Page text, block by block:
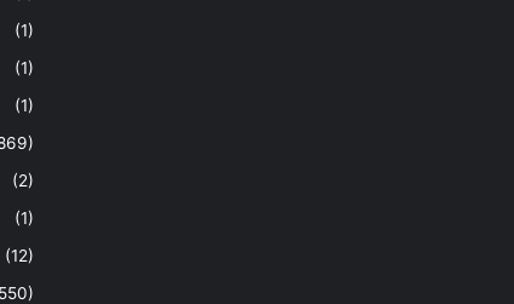
(1)
(1)
(1)
(2)
(1)
(12)